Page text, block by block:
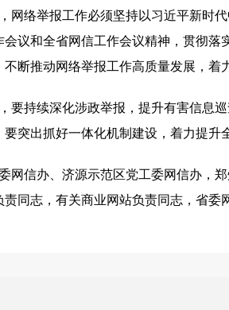
络举报工作必须坚持以习近平新时代
会议和全省网信工作会议精神，贯彻
不断推动网络举报工作高质量发展，着
持续深化涉政举报，提升有害信息巡
要突出抓好一体化机制建设，着力提升
信办、济源示范区党工委网信办，郑
责同志，有关商业网站负责同志，省委